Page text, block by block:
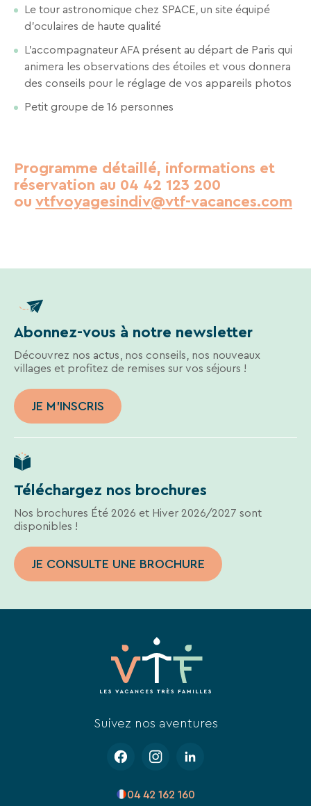
Le tour astronomique chez SPACE, un site équipé
d'oculaires de haute qualité
L’accompagnateur AFA présent au départ de Paris qui
animera les observations des étoiles et vous donnera
des conseils pour le réglage de vos appareils photos
Petit groupe de 16 personnes
Programme détaillé, informations et
réservation au 04 42 123 200
ouvtfvoyagesindiv@vtf-vacances.com
Abonnez-vous à notre newsletter
Découvrez nos actus, nos conseils, nos nouveaux
villages et profitez de remises sur vos séjours !
JE M'INSCRIS
votre
adresse
vous
acceptez
de
la
Vous
pouvez
vous
désinscrire
liens
désinscription
en
écrivant
à
contact-
notre
de
confidentialité
la
page
mentions
de
Téléchargez nos brochures
Nos brochures Été 2026 et Hiver 2026/2027 sont
disponibles !
JE CONSULTE UNE BROCHURE
Suivez nos aventures
04 42 162 160